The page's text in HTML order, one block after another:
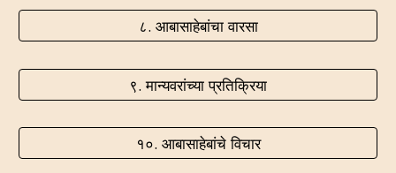
८. आबासाहेबांचा वारसा
९. मान्यवरांच्या प्रतिक्रिया
१०. आबासाहेबांचे विचार